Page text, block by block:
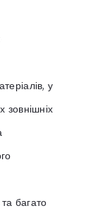
у
зовнішніх
багато